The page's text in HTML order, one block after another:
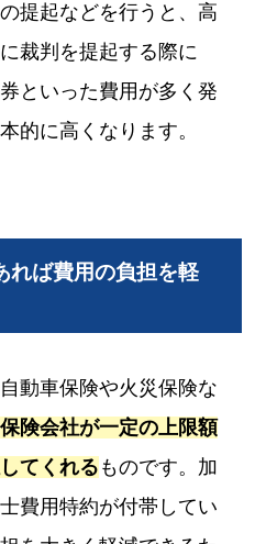
提起などを行うと、高
裁判を提起する際に
といった費用が多く発
的に高くなります。
れば費用の負担を軽
動車保険や火災保険な
保険会社が一定の上限額
てくれる ものです。加
費用特約が付帯してい